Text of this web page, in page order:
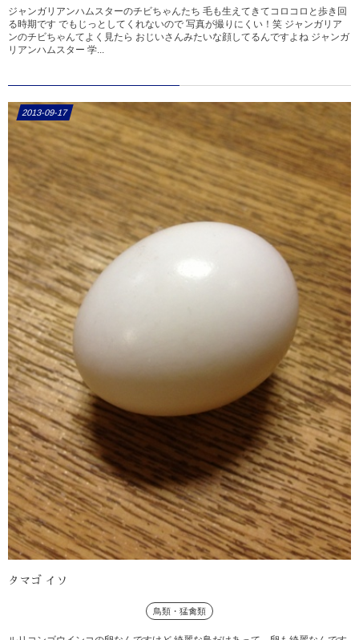
ジャンガリアンハムスターのチビちゃんたち 毛も生えてきてコロコロと歩き回
る時期です でもじっとしてくれないので 写真が撮りにくい！笑 ジャンガリア
ンのチビちゃんてよく見たら おじいさんみたいな顔してるんですよね ジャンガ
リアンハムスター 学...
2013-09-17
タマゴ イソ
鳥類・猛禽類